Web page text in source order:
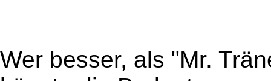
Wer besser, als "Mr.